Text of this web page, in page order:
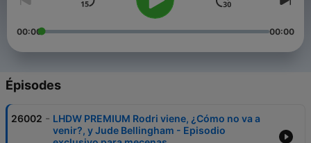
00:00 00:00
Épisodes
26002 - LHDW PREMIUM Rodri viene, ¿Cómo no va a
venir?, y Jude Bellingham - Episodio